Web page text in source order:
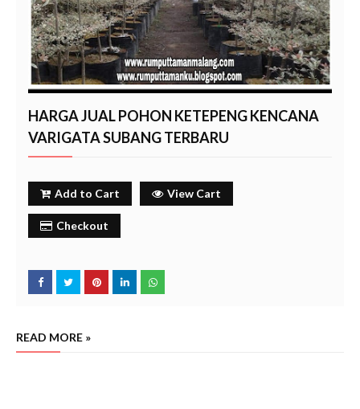
HARGA JUAL POHON KETEPENG KENCANA
VARIGATA SUBANG TERBARU
Add to Cart View Cart
Checkout
READ MORE »